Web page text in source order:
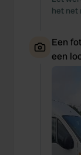
het net
Een
een